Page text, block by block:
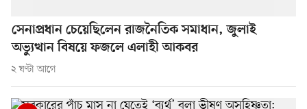
সেনাপ্রধান চেয়েছিলেন রাজনৈতিক সমাধান, জুলাই
অভ্যুত্থান বিষয়ে ফজলে এলাহী আকবর
২ ঘণ্টা আগে